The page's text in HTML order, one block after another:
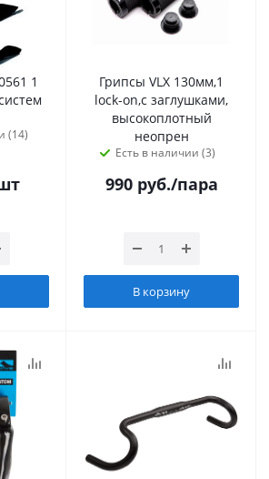
1
(14)
Грипсы VLX 130мм,1
lock-on,с заглушками,
высокоплотный
неопрен
Есть в наличии (3)
990руб./пара
В корзину